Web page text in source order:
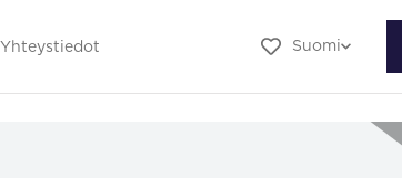
Yhteystiedot Suomi